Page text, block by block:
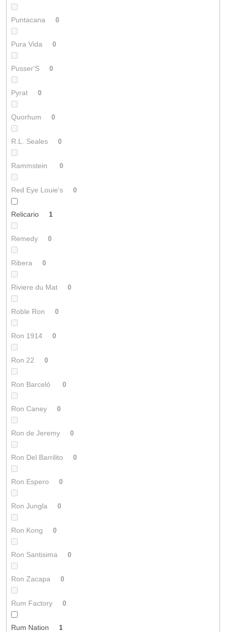
Puntacana 0
Pura Vida 0
Pusser'S 0
Pyrat 0
Quorhum 0
R.L. Seales 0
Rammstein 0
Red Eye Louie's 0
Relicario 1
Remedy 0
Ribera 0
Riviere du Mat 0
Roble Ron 0
Ron 1914 0
Ron 22 0
Ron Barceló 0
Ron Caney 0
Ron de Jeremy 0
Ron Del Barrilito 0
Ron Espero 0
Ron Jungla 0
Ron Kong 0
Ron Santisima 0
Ron Zacapa 0
Rum Factory 0
Rum Nation 1